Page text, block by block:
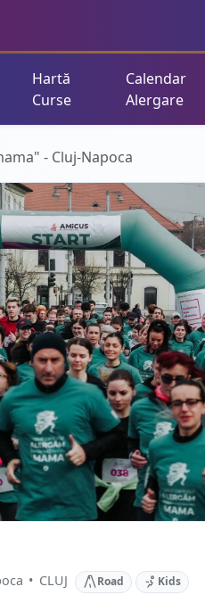
Hartă
Curse
Calendar
Alergare
- Cluj-Napoca
• CLUJ Road Kids